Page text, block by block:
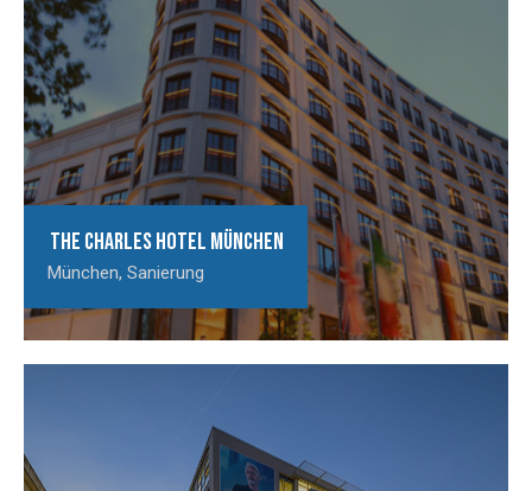
The Charles Hotel München
München, Sanierung